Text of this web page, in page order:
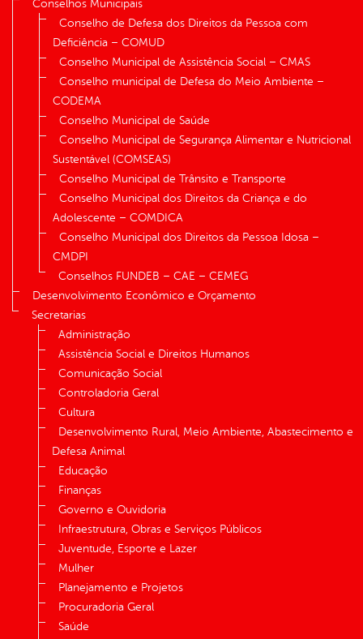
Conselhos Municipais
Conselho de Defesa dos Direitos da Pessoa com
Deficiência – COMUD
Conselho Municipal de Assistência Social – CMAS
Conselho municipal de Defesa do Meio Ambiente –
CODEMA
Conselho Municipal de Saúde
Conselho Municipal de Segurança Alimentar e Nutricional
Sustentável (COMSEAS)
Conselho Municipal de Trânsito e Transporte
Conselho Municipal dos Direitos da Criança e do
Adolescente – COMDICA
Conselho Municipal dos Direitos da Pessoa Idosa –
CMDPI
Conselhos FUNDEB – CAE – CEMEG
Desenvolvimento Econômico e Orçamento
Secretarias
Administração
Assistência Social e Direitos Humanos
Comunicação Social
Controladoria Geral
Cultura
Desenvolvimento Rural, Meio Ambiente, Abastecimento e
Defesa Animal
Educação
Finanças
Governo e Ouvidoria
Infraestrutura, Obras e Serviços Públicos
Juventude, Esporte e Lazer
Mulher
Planejamento e Projetos
Procuradoria Geral
Saúde